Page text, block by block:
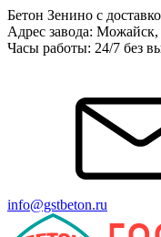
Бетон Зенино с
Адрес завода:
Часы работы: 24/7 без
info@gstbeton.ru